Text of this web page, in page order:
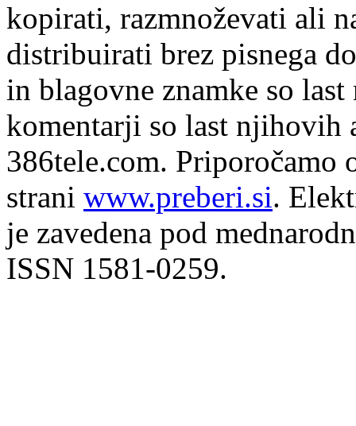
kopirati, razmnoževati ali
distribuirati brez pisnega
in blagovne znamke so
komentarji so last njihovih
386tele.com. Priporočamo
strani www.preberi.si.
je zavedena pod
ISSN 1581-0259.